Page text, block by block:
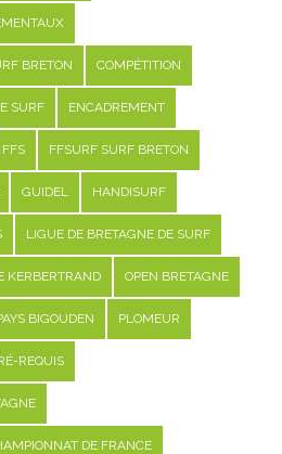
BRETON COMPÉTITION
SURF ENCADREMENT
FFS FFSURF SURF BRETON
GUIDEL HANDISURF
LIGUE DE BRETAGNE DE SURF
KERBERTRAND OPEN BRETAGNE
BIGOUDEN PLOMEUR
REQUIS
DE FRANCE